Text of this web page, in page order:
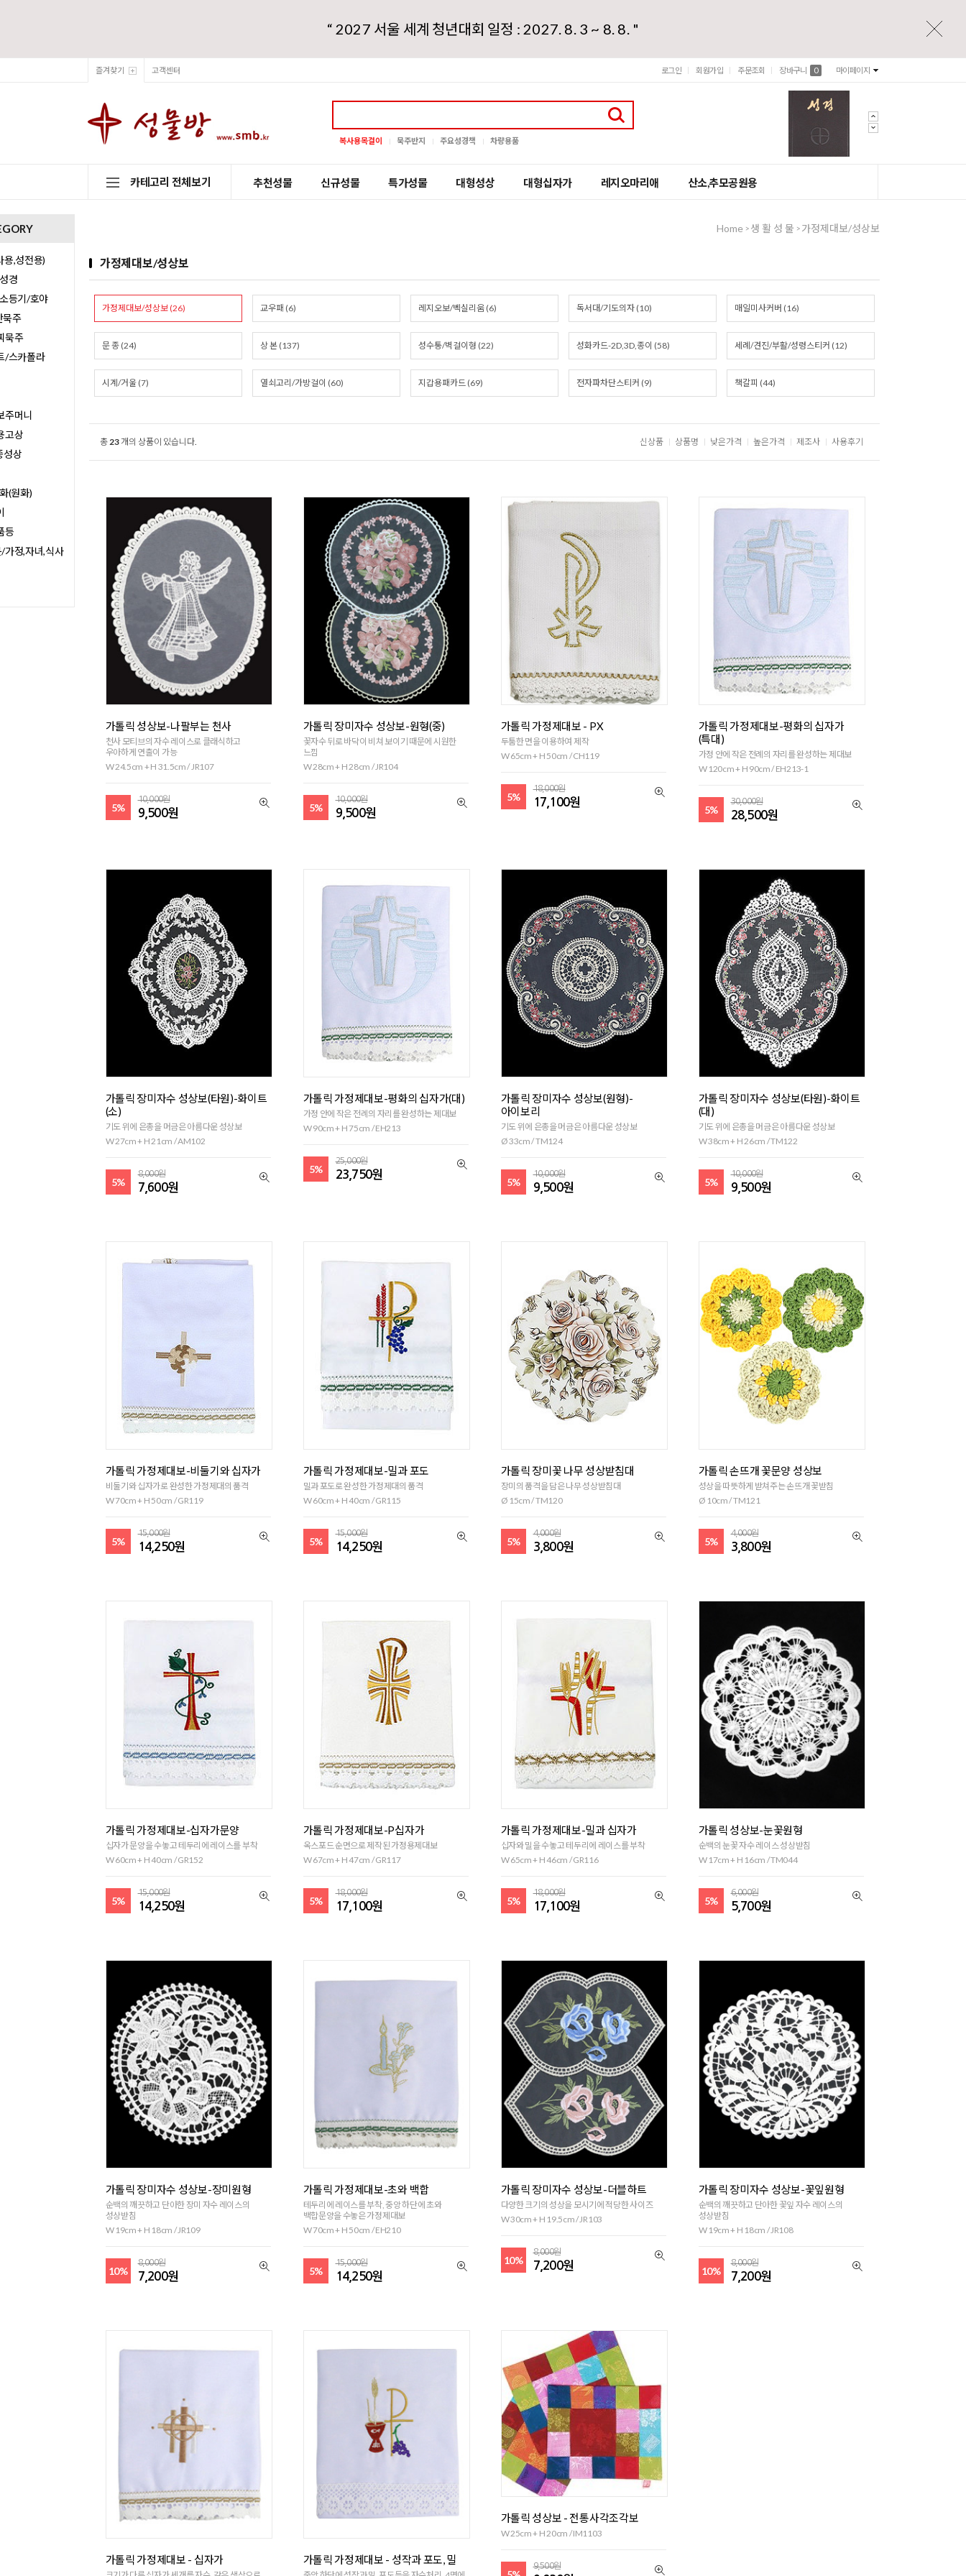
“ 2027 서울 세계 청년대회 일정 : 2027. 8. 3 ~ 8. 8. "
즐겨찾기 고객센터 로그인 회원가입 주문조회 장바구니 0 마이페이지
복사용목걸이 묵주반지 주요성경책 차량용품
카테고리 전체보기 추천성물 신규성물 특가성물 대형성상 대형십자가 레지오마리애 산소,추모공원용
용,성전용)
경
등기/호야
주
묵주
/스카폴라
주머니
고상
성상
(원화)
등
가정,자녀,식사
Home > 생 활 성 물 > 가정제대보/성상보
가정제대보/성상보
가정제대보/성상보 (26) 교우패 (6) 레지오보/벡실리움 (6) 독서대/기도의자 (10) 매일미사커버 (16)
문 종 (24) 상 본 (137) 성수통/벽걸이형 (22) 성화카드-2D,3D,종이 (58) 세례/견진/부활/성령스티커 (12)
시계/거울 (7) 열쇠고리/가방걸이 (60) 지갑용패카드 (69) 전자파차단스티커 (9) 책갈피 (44)
총23 개의 상품이 있습니다. 신상품 상품명 낮은가격 높은가격 제조사 사용후기
가톨릭 성상보-나팔부는 천사
천사 모티브의 자수 레이스로 클래식하고
우아하게 연출이 가능
W 24.5cm + H 31.5cm / JR107
5%
10,000원
9,500원
가톨릭 장미자수 성상보-원형(중)
꽃자수 뒤로 바닥이 비쳐 보이기 때문에 시원한
느낌
W 28cm + H 28cm / JR104
5%
10,000원
9,500원
가톨릭 가정제대보 - PX
두툼한 면을 이용하여 제작
W 65cm + H 50cm / CH119
5%
18,000원
17,100원
가톨릭 가정제대보-평화의 십자가
(특대)
가정 안에 작은 전례의 자리를 완성하는 제대보
W 120cm + H 90cm / EH213-1
5%
30,000원
28,500원
가톨릭 장미자수 성상보(타원)-화이트
(소)
기도 위에 은총을 머금은 아름다운 성상보
W 27cm + H 21cm / AM102
5%
8,000원
7,600원
가톨릭 가정제대보-평화의 십자가(대)
가정 안에 작은 전례의 자리를 완성하는 제대보
W 90cm + H 75cm / EH213
5%
25,000원
23,750원
가톨릭 장미자수 성상보(원형)-
아이보리
기도 위에 은총을 머금은 아름다운 성상보
Ø 33cm / TM124
5%
10,000원
9,500원
가톨릭 장미자수 성상보(타원)-화이트
(대)
기도 위에 은총을 머금은 아름다운 성상보
W 38cm + H 26cm / TM122
5%
10,000원
9,500원
가톨릭 가정제대보-비둘기와 십자가
비둘기와 십자가로 완성한 가정제대의 품격
W 70cm + H 50cm / GR119
5%
15,000원
14,250원
가톨릭 가정제대보-밀과 포도
밀과 포도로 완성한 가정제대의 품격
W 60cm + H 40cm / GR115
5%
15,000원
14,250원
가톨릭 장미꽃 나무 성상받침대
장미의 품격을 담은 나무 성상받침대
Ø 15cm / TM120
5%
4,000원
3,800원
가톨릭 손뜨개 꽃문양 성상보
성상을 따뜻하게 받쳐주는 손뜨개 꽃받침
Ø 10cm / TM121
5%
4,000원
3,800원
가톨릭 가정제대보-십자가문양
십자가 문양을 수놓고 테두리에 레이스를 부착
W 60cm + H 40cm / GR152
5%
15,000원
14,250원
가톨릭 가정제대보-P십자가
옥스포드 순면으로 제작된 가정용제대보
W 67cm + H 47cm / GR117
5%
18,000원
17,100원
가톨릭 가정제대보-밀과 십자가
십자와 밀을 수놓고 테두리에 레이스를 부착
W 65cm + H 46cm / GR116
5%
18,000원
17,100원
가톨릭 성상보-눈꽃원형
순백의 눈꽃 자수 레이스 성상받침
W 17cm + H 16cm / TM044
5%
6,000원
5,700원
가톨릭 장미자수 성상보-장미원형
순백의 깨끗하고 단아한 장미 자수 레이스의
성상받침
W 19cm + H 18cm / JR109
10%
8,000원
7,200원
가톨릭 가정제대보-초와 백합
테두리에 레이스를 부착, 중앙 하단에 초와
백합문양을 수놓은 가정제대보
W 70cm + H 50cm / EH210
5%
15,000원
14,250원
가톨릭 장미자수 성상보-더블하트
다양한 크기의 성상을 모시기에 적당한 사이즈
W 30cm + H 19.5cm / JR103
10%
8,000원
7,200원
가톨릭 장미자수 성상보-꽃잎원형
순백의 깨끗하고 단아한 꽃잎 자수 레이스의
성상받침
W 19cm + H 18cm / JR108
10%
8,000원
7,200원
가톨릭 가정제대보 - 십자가 가톨릭 가정제대보 - 성작과 포도, 밀
가톨릭 성상보 - 전통사각조각보
W 25cm + H 20cm / IM1103
9,500원